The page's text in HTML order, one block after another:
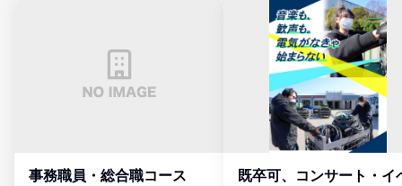
事務職員・総合職コース
既卒可、コンサート・イ